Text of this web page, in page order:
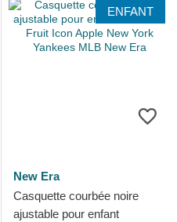
ENFANT
New Era
Casquette courbée noire
ajustable pour enfant